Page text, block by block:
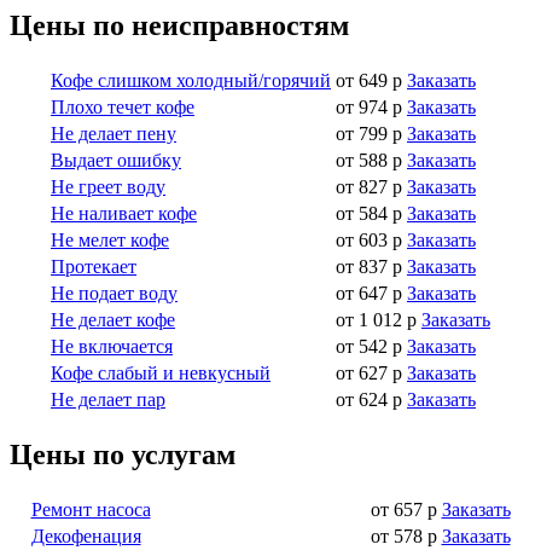
Цены по неисправностям
Кофе слишком холодный/горячий от 649 р Заказать
Плохо течет кофе
от 974 р Заказать
Не делает пену
от 799 р Заказать
Выдает ошибку
от 588 р Заказать
Не греет воду
от 827 р Заказать
Не наливает кофе
от 584 р Заказать
Не мелет кофе
от 603 р Заказать
Протекает
от 837 р Заказать
Не подает воду
от 647 р Заказать
Не делает кофе
от 1 012 р Заказать
Не включается
от 542 р Заказать
Кофе слабый и невкусный
от 627 р Заказать
Не делает пар
от 624 р Заказать
Цены по услугам
Ремонт насоса от 657 р Заказать
Декофенация
от 578 р Заказать